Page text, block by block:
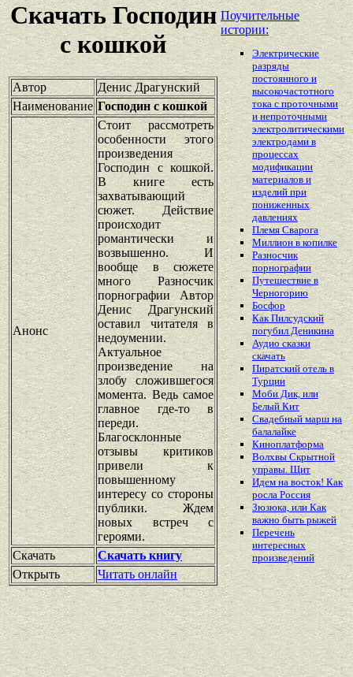
Скачать Господин
с кошкой
Автор
Денис Драгунский
Наименование Господин с кошкой
Анонс
Стоит рассмотреть
особенности этого
произведения
Господин с кошкой.
В книге есть
захватывающий
сюжет. Действие
происходит
романтически и
возвышенно. И
вообще в сюжете
много Разносчик
порнографии Автор
Денис Драгунский
оставил читателя в
недоумении.
Актуальное
произведение на
злобу сложившегося
момента. Ведь самое
главное где-то в
переди.
Благосклонные
отзывы критиков
привели к
повышенному
интересу со стороны
публики. Ждем
новых встреч с
героями.
Скачать
Скачать книгу
Открыть
Читать онлайн
Поучительные
истории:
Электрические
разряды
постоянного и
высокочастотного
тока с проточными
и непроточными
электролитическими
электродами в
процессах
модификации
материалов и
изделий при
пониженных
давлениях
Племя Сварога
Миллион в копилке
Разносчик
порнографии
Путешествие в
Черногорию
Босфор
Как Пилсудский
погубил Деникина
Аудио сказки
скачать
Пиратский отель в
Турции
Моби Дик, или
Белый Кит
Свадебный марш на
балалайке
Киноплатформа
Волхвы Скрытной
управы. Щит
Идем на восток! Как
росла Россия
Зюзюка, или Как
важно быть рыжей
Перечень
интересных
произведений